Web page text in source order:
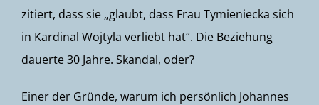
zitiert, dass sie „glaubt, dass Frau Tymieniecka sich
in Kardinal Wojtyla verliebt hat“. Die Beziehung
dauerte 30 Jahre. Skandal, oder?
Einer der Gründe, warum ich persönlich Johannes